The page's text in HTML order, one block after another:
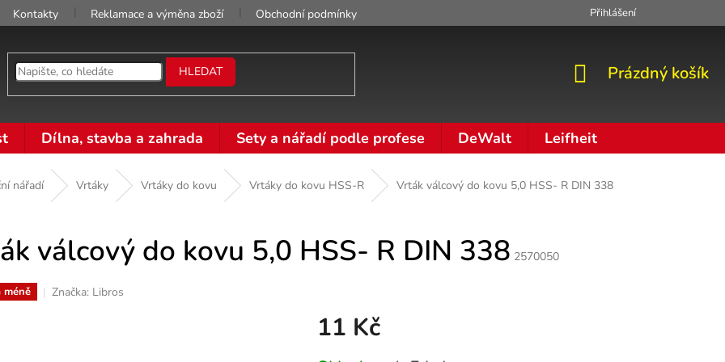
Kontakty Reklamace a výměna zboží Obchodní podmínky Moje objednávka
Přihlášení
HLEDAT
NÁKUPNÍ
Prázdný košík
Dílna, stavba a zahrada Sety a nářadí podle profese DeWalt Leifheit
nářadí Vrtáky Vrtáky do kovu Vrtáky do kovu HSS-R Vrták válcový do kovu 5,0 HSS- R DIN 338
válcový do kovu 5,0 HSS- R DIN 338 2570050
méně Značka: Libros
11 Kč